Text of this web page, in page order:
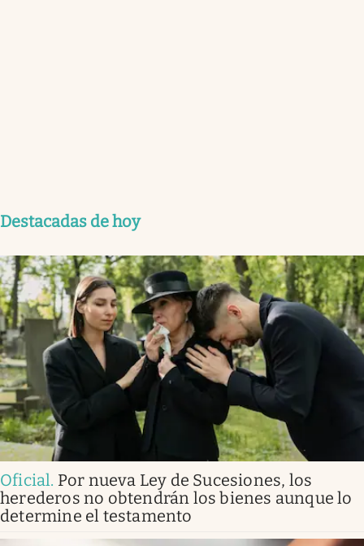
Destacadas de hoy
Oficial. Por nueva Ley de Sucesiones, los
herederos no obtendrán los bienes aunque lo
determine el testamento